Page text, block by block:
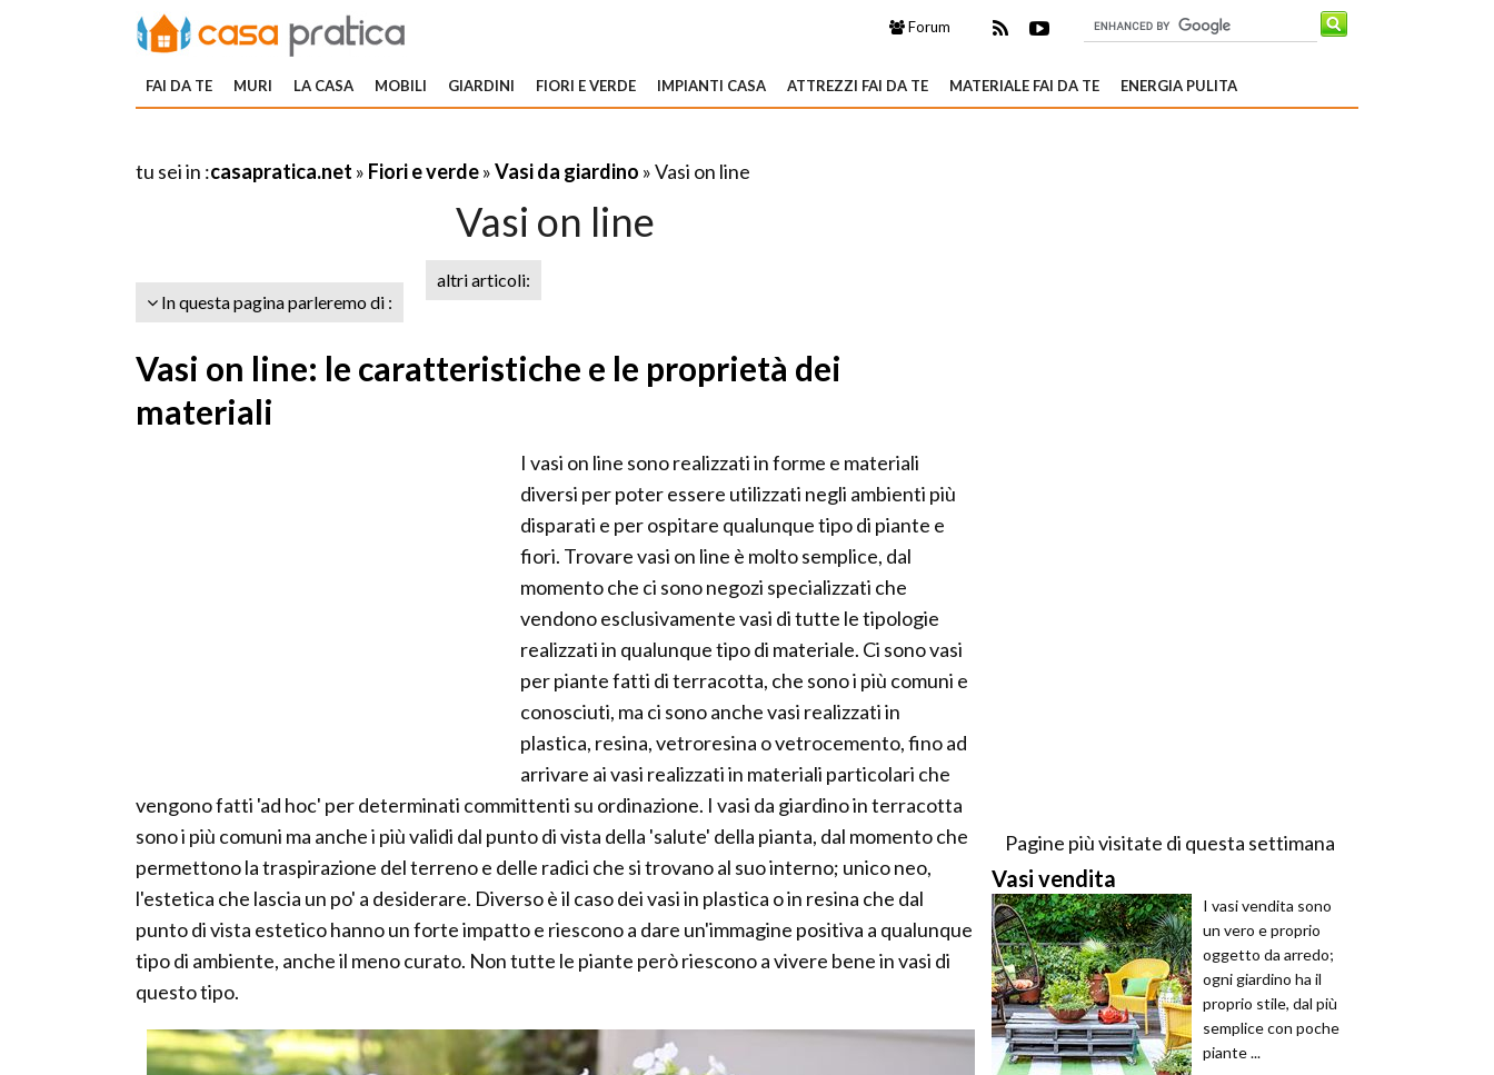
Forum
FAI DA TE MURI LA CASA MOBILI GIARDINI FIORI E VERDE IMPIANTI CASA ATTREZZI FAI DA TE MATERIALE FAI DA TE ENERGIA PULITA
tu sei in :casapratica.net » Fiori e verde»Vasi da giardino » Vasi on line
Vasi on line
In questa pagina parleremo di :
altri articoli:
Vasi on line: le caratteristiche e le proprietà dei
materiali
I vasi on line sono realizzati in forme e materiali
diversi per poter essere utilizzati negli ambienti più
disparati e per ospitare qualunque tipo di piante e
fiori. Trovare vasi on line è molto semplice, dal
momento che ci sono negozi specializzati che
vendono esclusivamente vasi di tutte le tipologie
realizzati in qualunque tipo di materiale. Ci sono vasi
per piante fatti di terracotta, che sono i più comuni e
conosciuti, ma ci sono anche vasi realizzati in
plastica, resina, vetroresina o vetrocemento, fino ad
arrivare ai vasi realizzati in materiali particolari che
vengono fatti 'ad hoc' per determinati committenti su ordinazione. I vasi da giardino in terracotta
sono i più comuni ma anche i più validi dal punto di vista della 'salute' della pianta, dal momento che
permettono la traspirazione del terreno e delle radici che si trovano al suo interno; unico neo,
l'estetica che lascia un po' a desiderare. Diverso è il caso dei vasi in plastica o in resina che dal
punto di vista estetico hanno un forte impatto e riescono a dare un'immagine positiva a qualunque
tipo di ambiente, anche il meno curato. Non tutte le piante però riescono a vivere bene in vasi di
questo tipo.
Pagine più visitate di questa settimana
Vasi vendita
I vasi vendita sono
un vero e proprio
oggetto da arredo;
ogni giardino ha il
proprio stile, dal più
semplice con poche
piante ...